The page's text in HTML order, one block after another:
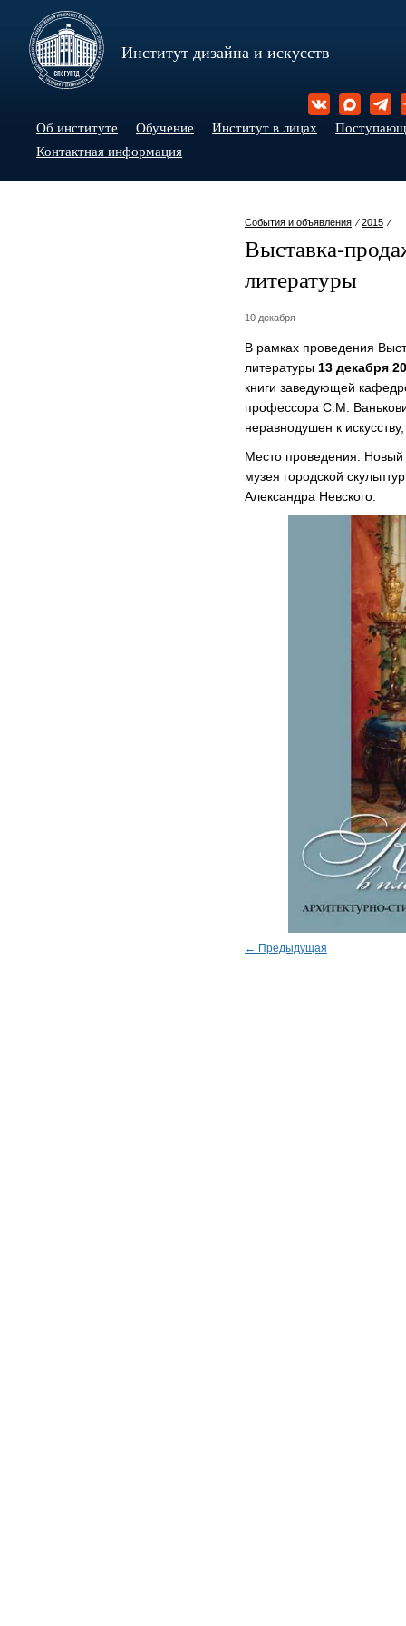
Институт дизайна и искусств
Об институте Обучение Институт в лицах
Контактная информация
События и объявления ⁄2015 ⁄
Выставка-
литературы
10 декабря
В рамках проведения
литературы 13 декабря
книги заведующей
профессора С.М.
неравнодушен к
Место проведения: Новый
музея городской
Александра Невского.
← Предыдущая